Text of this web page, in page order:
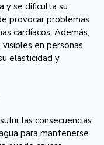
y se dificulta su
provocar problemas
cardíacos. Además,
en personas
elasticidad y
las consecuencias
para mantenerse